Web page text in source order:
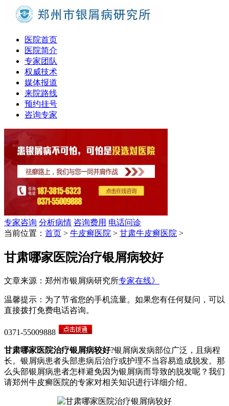
医院首页
医院简介
专家团队
权威技术
媒体报道
来院路线
预约挂号
咨询专家
专家咨询 分析病情 咨询费用 电话问诊
当前位置： 首页 > 牛皮癣医院 > 甘肃牛皮癣医院 >
甘肃哪家医院治疗银屑病较好
文章来源：郑州市银屑病研究所专家在线》
温馨提示：为了节省您的手机流量。如果您有任何疑问，可以
直接拨打免费电话咨询。
0371-55009888
甘肃哪家医院治疗银屑病较好?银屑病发病部位广泛，且病程
长。银屑病患者头部患病后治疗或护理不当容易造成脱发。那
么头部银屑病患者怎样避免因为银屑病而导致的脱发呢？我们
请郑州牛皮癣医院的专家对相关知识进行详细介绍。